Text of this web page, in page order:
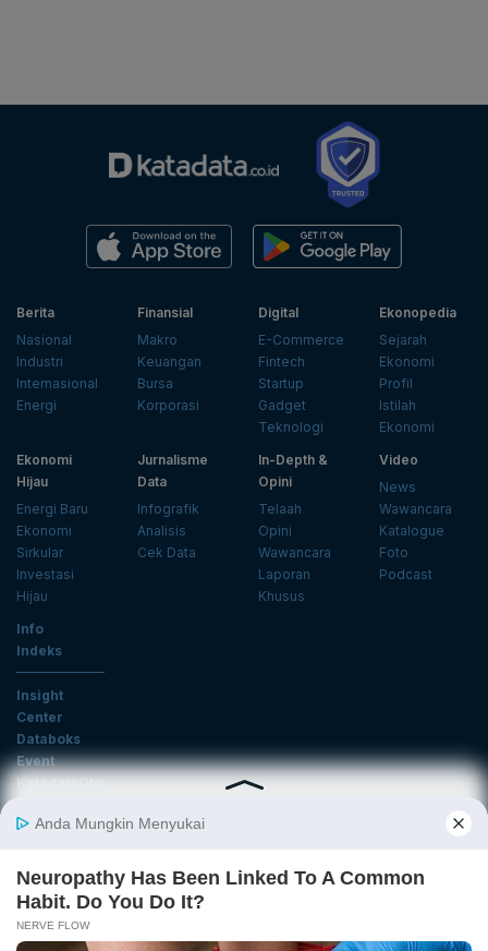
Berita
Nasional
Industri
Internasional
Energi
Finansial
Makro
Keuangan
Bursa
Korporasi
Digital
E-Commerce
Fintech
Startup
Gadget
Teknologi
Ekonopedia
Sejarah
Ekonomi
Profil
Istilah
Ekonomi
Ekonomi
Hijau
Energi Baru
Ekonomi
Sirkular
Investasi
Hijau
Jurnalisme
Data
Infografik
Analisis
Cek Data
In-Depth &
Opini
Telaah
Opini
Wawancara
Laporan
Khusus
Video
News
Wawancara
Katalogue
Foto
Podcast
Info
Indeks
Insight
Center
Databoks
Event
KatadataOto
Email
Daftar